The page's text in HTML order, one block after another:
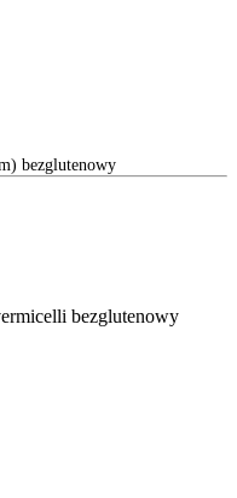
bezglutenowy
bezglutenowy